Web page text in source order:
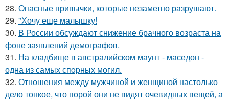
28. Опасные привычки, которые незаметно разрушают.
29. "Хочу еще малышку!
30. В России обсуждают снижение брачного возраста на
фоне заявлений демографов.
31. На кладбище в австpалийском маунт - маседон -
одна из самых спopных могил.
32. Отношения между мужчиной и женщиной настолько
дело тонкое, что порой они не видят очевидных вещей, а